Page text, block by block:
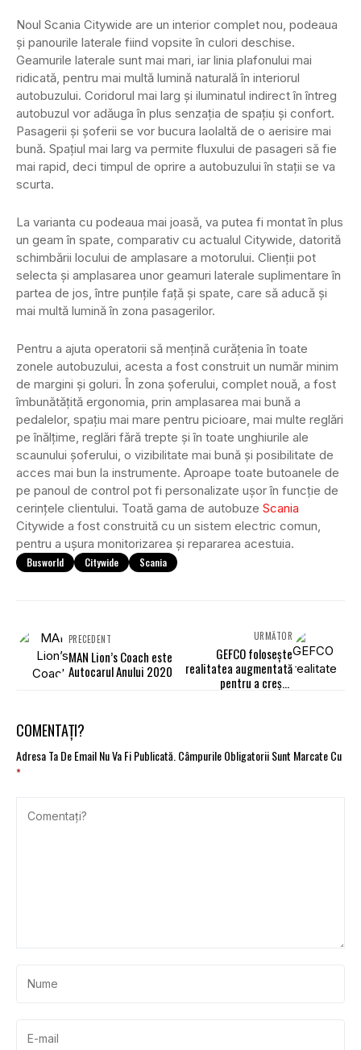
Noul Scania Citywide are un interior complet nou, podeaua
și panourile laterale fiind vopsite în culori deschise.
Geamurile laterale sunt mai mari, iar linia plafonului mai
ridicată, pentru mai multă lumină naturală în interiorul
autobuzului. Coridorul mai larg și iluminatul indirect în întreg
autobuzul vor adăuga în plus senzația de spațiu și confort.
Pasagerii și șoferii se vor bucura laolaltă de o aerisire mai
bună. Spațiul mai larg va permite fluxului de pasageri să fie
mai rapid, deci timpul de oprire a autobuzului în stații se va
scurta.
La varianta cu podeaua mai joasă, va putea fi montat în plus
un geam în spate, comparativ cu actualul Citywide, datorită
schimbării locului de amplasare a motorului. Clienții pot
selecta și amplasarea unor geamuri laterale suplimentare în
partea de jos, între punțile față și spate, care să aducă și
mai multă lumină în zona pasagerilor.
Pentru a ajuta operatorii să mențină curățenia în toate
zonele autobuzului, acesta a fost construit un număr minim
de margini și goluri. În zona șoferului, complet nouă, a fost
îmbunătățită ergonomia, prin amplasarea mai bună a
pedalelor, spațiu mai mare pentru picioare, mai multe reglări
pe înălțime, reglări fără trepte și în toate unghiurile ale
scaunului șoferului, o vizibilitate mai bună și posibilitate de
acces mai bun la instrumente. Aproape toate butoanele de
pe panoul de control pot fi personalizate ușor în funcție de
cerințele clientului. Toată gama de autobuze Scania
Citywide a fost construită cu un sistem electric comun,
pentru a ușura monitorizarea și repararea acestuia.
Busworld Citywide Scania
PRECEDENT
MAN Lion’s Coach este
Autocarul Anului 2020
URMĂTOR
GEFCO folosește
realitatea augmentată
pentru a crește
COMENTAȚI?
Adresa Ta De Email Nu Va Fi Publicată. Câmpurile Obligatorii Sunt Marcate Cu
*